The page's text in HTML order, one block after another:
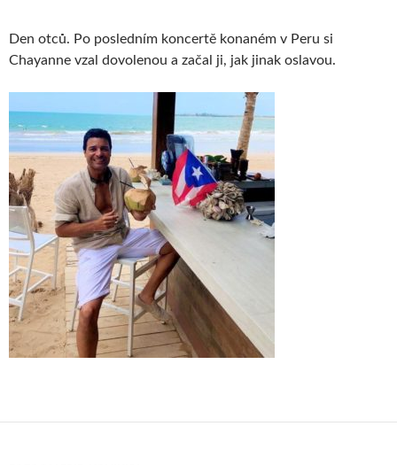
Den otců. Po posledním koncertě konaném v Peru si
Chayanne vzal dovolenou a začal ji, jak jinak oslavou.